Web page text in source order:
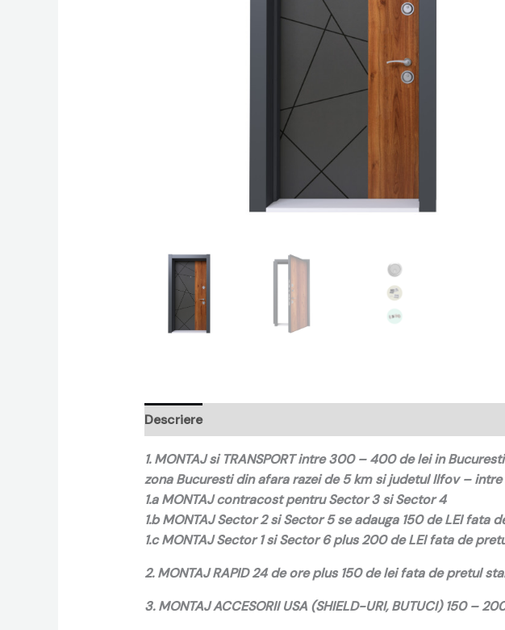
Descriere
1. MONTAJ si TRANSPORT intre 300 – 400 de lei in
zona Bucuresti din afara razei de 5 km si judetul Ilfov –
1.a MONTAJ contracost pentru Sector 3 si Sector 4
1.b MONTAJ Sector 2 si Sector 5 se adauga 150 de LEI fata
1.c MONTAJ Sector 1 si Sector 6 plus 200 de LEI fata de
2. MONTAJ RAPID 24 de ore plus 150 de lei fata de pretul
3. MONTAJ ACCESORII USA (SHIELD-URI, BUTUCI) 150 –